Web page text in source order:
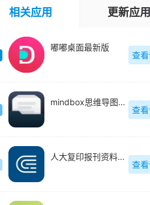
相关应用 更新应用
嘟嘟桌面最新版
查
mindbox思维导图官方最新版
查
人大复印报刊资料官方最新版
查